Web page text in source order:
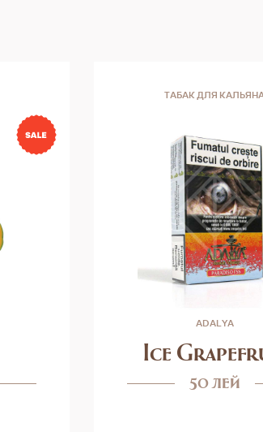
ТАБАК ДЛЯ
ADALYA
Ice
50 лей